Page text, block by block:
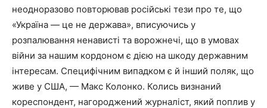
неодноразово повторював російські тези про те, що
«Україна — це не держава», вписуючись у
розпалювання ненависті та ворожнечі, що в умовах
війни за нашим кордоном є дією на шкоду державним
інтересам. Специфічним випадком є й інший поляк, що
живе у США, — Макс Колонкo. Колись визнаний
кореспондент, нагороджений журналіст, який поплив у